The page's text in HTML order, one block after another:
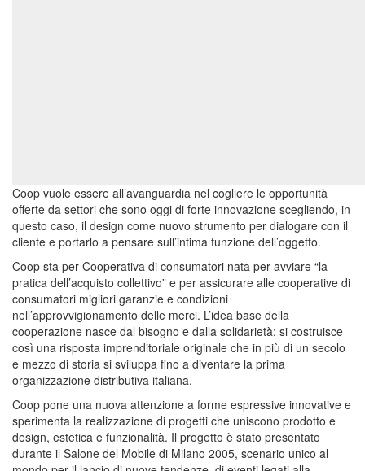
Coop vuole essere all’avanguardia nel cogliere le opportunità
offerte da settori che sono oggi di forte innovazione scegliendo, in
questo caso, il design come nuovo strumento per dialogare con il
cliente e portarlo a pensare sull’intima funzione dell’oggetto.
Coop sta per Cooperativa di consumatori nata per avviare “la
pratica dell’acquisto collettivo” e per assicurare alle cooperative di
consumatori migliori garanzie e condizioni
nell’approvvigionamento delle merci. L’idea base della
cooperazione nasce dal bisogno e dalla solidarietà: si costruisce
così una risposta imprenditoriale originale che in più di un secolo
e mezzo di storia si sviluppa fino a diventare la prima
organizzazione distributiva italiana.
Coop pone una nuova attenzione a forme espressive innovative e
sperimenta la realizzazione di progetti che uniscono prodotto e
design, estetica e funzionalità. Il progetto è stato presentato
durante il Salone del Mobile di Milano 2005, scenario unico al